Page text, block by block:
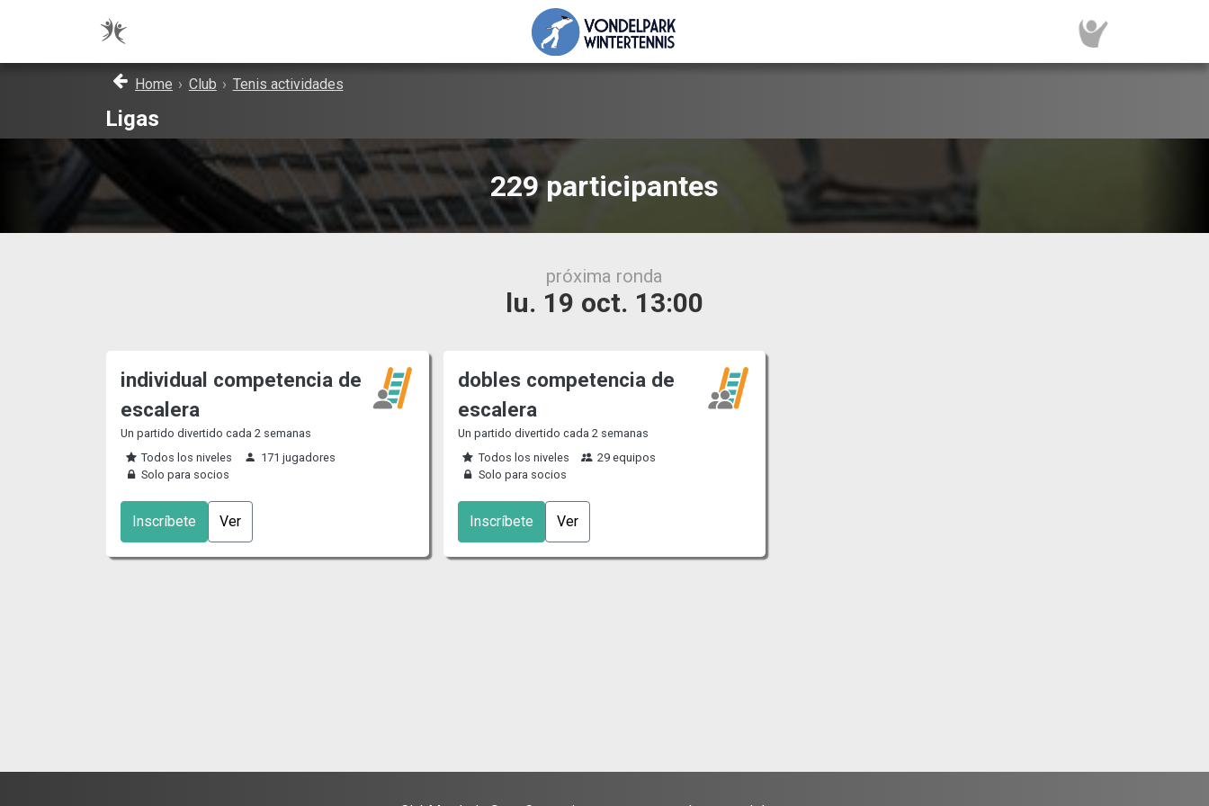
Home › Club › Tenis actividades
Ligas
229 participantes
próxima ronda
lu. 19 oct. 13:00
individual competencia de
escalera
Un partido divertido cada 2 semanas
Todos los niveles
171 jugadores
Solo para socios
Inscríbete Ver
dobles competencia de
escalera
Un partido divertido cada 2 semanas
Todos los niveles
29 equipos
Solo para socios
Inscríbete Ver